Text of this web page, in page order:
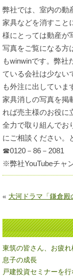
弊社では、室内の動
家具などを消すこと
様にとっては動産が
写真をご覧になる方
もwinwinです。弊社
ている会社は少ない
も外注に出していま
家具消しの写真を掲
れば売主様のお役に
全力で取り組んでお
にご相談ください
☎0120－86－2081
※弊社YouTubeチャ
« 大河ドラマ「鎌倉
東筑の皆さん、お疲
息子の成長
戸建投資セミナーを